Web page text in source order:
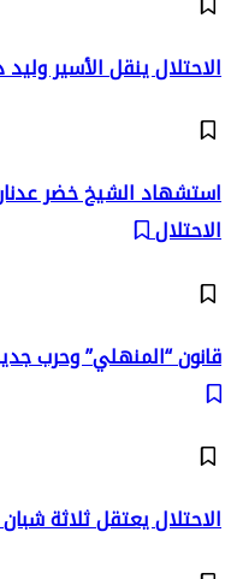
الاحتلال ينقل الأسير
الاحتلال
قانون “المنهلي” وحرب
الاحتلال يعتقل ثلاثة